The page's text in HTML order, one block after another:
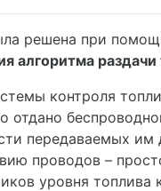
решена при
алгоритма
контроля
отдано
передаваемых им
проводов –
уровня топлива